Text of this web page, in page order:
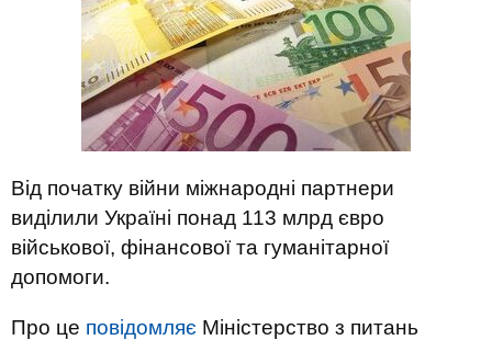
Від початку війни міжнародні партнери
виділили Україні понад 113 млрд євро
військової, фінансової та гуманітарної
допомоги.
Про це повідомляє Міністерство з питань